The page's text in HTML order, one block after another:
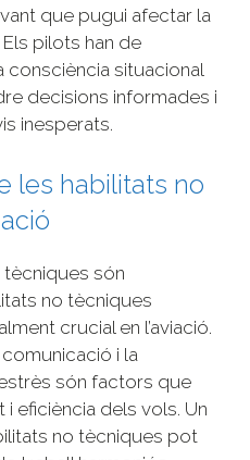
que pugui afectar la
pilots han de
consciència situacional
decisions informades i
inesperats.
les habilitats no
tècniques són
no tècniques
crucial en l’aviació.
i la
són factors que
i eficiència dels vols. Un
no tècniques pot